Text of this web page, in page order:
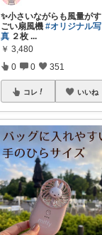
✨小さいながらも風量がす
ごい扇風機#オリジナル写
真 ２枚...
￥ 3,480
0 0 351
コレ いいね